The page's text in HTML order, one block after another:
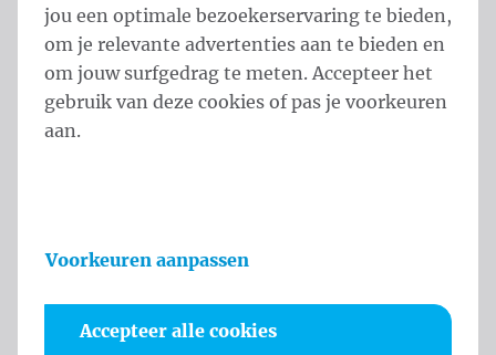
Pop Up Recht 3x4 m Recht
Productinformatie
jou een optimale bezoekerservaring te bieden,
om je relevante advertenties aan te bieden en
om jouw surfgedrag te meten. Accepteer het
gebruik van deze cookies of pas je voorkeuren
aan.
Voorkeuren aanpassen
Accepteer alle cookies